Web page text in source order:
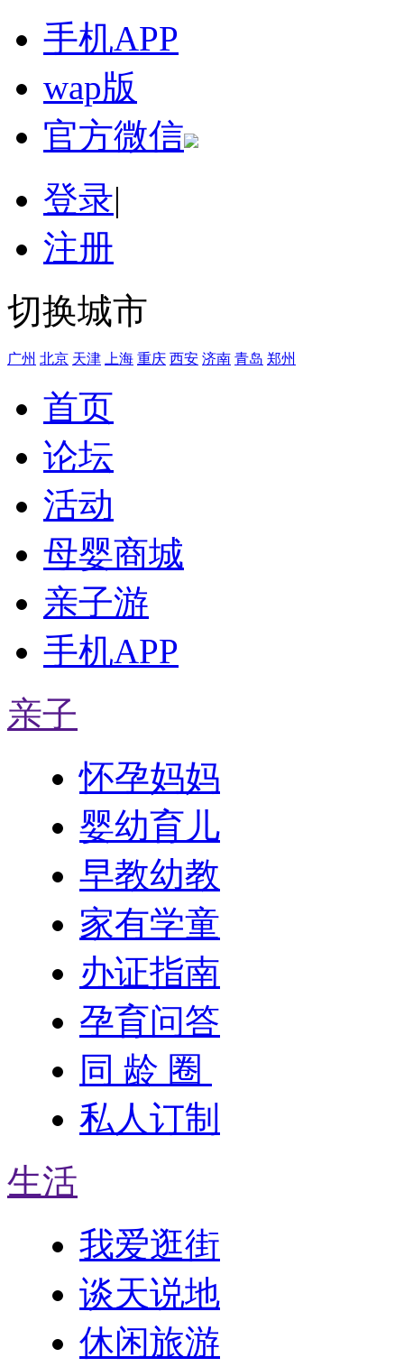
手机APP
wap版
官方微信
登录|
注册
切换城市
广州 北京 天津 上海 重庆 西安 济南 青岛 郑州
首页
论坛
活动
母婴商城
亲子游
手机APP
亲子
怀孕妈妈
婴幼育儿
早教幼教
家有学童
办证指南
孕育问答
同 龄 圈
私人订制
生活
我爱逛街
谈天说地
休闲旅游